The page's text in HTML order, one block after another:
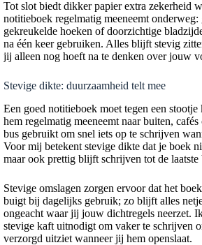
Tot slot biedt dikker papier extra zekerheid
notitieboek regelmatig meeneemt onderweg:
gekreukelde hoeken of doorzichtige
na één keer gebruiken. Alles blijft stevig
jij alleen nog hoeft na te denken over jouw
Stevige dikte: duurzaamheid telt mee
Een goed notitieboek moet tegen een
hem regelmatig meeneemt naar buiten,
bus gebruikt om snel iets op te schrijven
Voor mij betekent stevige dikte dat je boek
maar ook prettig blijft schrijven tot de laatste
Stevige omslagen zorgen ervoor dat het
buigt bij dagelijks gebruik; zo blijft alles
ongeacht waar jij jouw dichtregels neerzet.
stevige kaft uitnodigt om vaker te schrijven
verzorgd uitziet wanneer jij hem openslaat.